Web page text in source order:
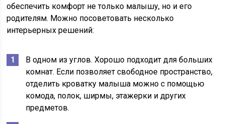
обеспечить комфорт не только малышу, но и его
родителям. Можно посоветовать несколько
интерьерных решений:
В одном из углов. Хорошо подходит для больших
комнат. Если позволяет свободное пространство,
отделить кроватку малыша можно с помощью
комода, полок, ширмы, этажерки и других
предметов.